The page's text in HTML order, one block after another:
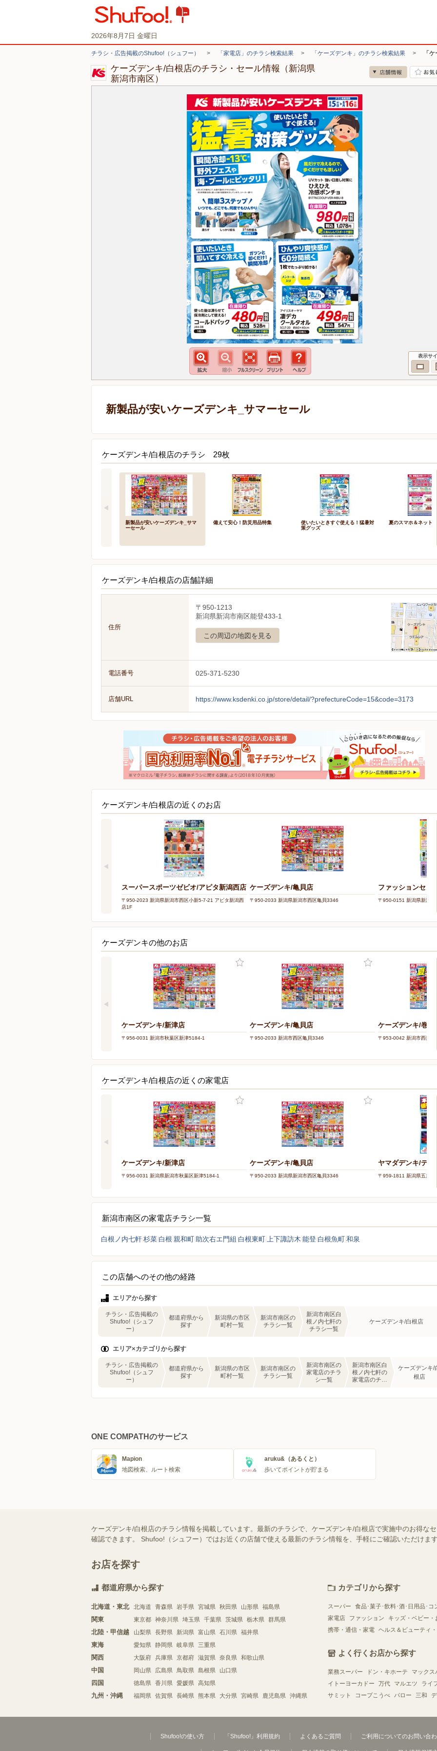
2026年8月7日 金曜日
チラシ・広告掲載のShufoo!（シュフー） > 「家電店」のチラシ検索結果 > 「ケーズデンキ」のチラシ検索結果 > 「
ケーズデンキ/白根店のチラシ・セール情報（新潟県
新潟市南区）
表示サ
新製品が安いケーズデンキ_サマーセール
ケーズデンキ/白根店のチラシ 29枚
新製品が安いケーズデンキ_サマ
ーセール
備えて安心！防災用品特集
使いたいときすぐ使える！猛暑対
策グッズ
夏のスマホ＆ネット応
ケーズデンキ/白根店の店舗詳細
住所
〒950-1213
新潟県新潟市南区能登433-1
この周辺の地図を見る
電話番号 025-371-5230
店舗URL https://www.ksdenki.co.jp/store/detail/?prefectureCode=15&code=3173
ケーズデンキ/白根店の近くのお店
スーパースポーツゼビオ/アピタ新潟西店
〒950-2023 新潟県新潟市西区小新5-7-21 アピタ新潟西
店1F
ケーズデンキ/亀貝店
〒950-2033 新潟県新潟市西区亀貝3346
ファッションセン
〒950-0151 新潟県新潟
ケーズデンキの他のお店
ケーズデンキ/新津店
〒956-0031 新潟市秋葉区新津5184-1
ケーズデンキ/亀貝店
〒950-2033 新潟市西区亀貝3346
ケーズデンキ/巻店
〒953-0042 新潟市西蒲区
ケーズデンキ/白根店の近くの家電店
ケーズデンキ/新津店
〒956-0031 新潟県新潟市秋葉区新津5184-1
ケーズデンキ/亀貝店
〒950-2033 新潟県新潟市西区亀貝3346
ヤマダデンキ/テッ
〒959-1811 新潟県五泉市
新潟市南区の家電店チラシ一覧
白根ノ内七軒杉菜 白根 親和町 助次右エ門組 白根東町 上下諏訪木 能登 白根魚町和泉
この店舗へのその他の経路
エリアから探す
チラシ・広告掲載の
Shufoo!（シュフ
ー）
都道府県から
探す
新潟県の市区
町村一覧
新潟市南区の
チラシ一覧
新潟市南区白
根ノ内七軒の
チラシ一覧
ケーズデンキ/白根店
エリア×カテゴリから探す
チラシ・広告掲載の
Shufoo!（シュフ
ー）
都道府県から
探す
新潟県の市区
町村一覧
新潟市南区の
チラシ一覧
新潟市南区の
家電店のチラ
シ一覧
新潟市南区白
根ノ内七軒の
家電店のチラ
ケーズデンキ/
根店
ONE COMPATHのサービス
Mapion
地図検索、ルート検索
aruku&（あるくと）
歩いてポイントが貯まる
ケーズデンキ/白根店のチラシ情報を掲載しています。最新のチラシで、ケーズデンキ/白根店で実施中のお得な
確認できます。 Shufoo!（シュフー）ではお近くの店舗で使える最新のチラシ情報を、手軽にご確認いただけま
お店を探す
都道府県から探す
北海道・東北 北海道 青森県 岩手県 宮城県 秋田県 山形県 福島県
関東 東京都 神奈川県 埼玉県 千葉県 茨城県 栃木県 群馬県
北陸・甲信越 山梨県 長野県 新潟県 富山県 石川県 福井県
東海 愛知県 静岡県 岐阜県 三重県
関西 大阪府 兵庫県 京都府 滋賀県 奈良県 和歌山県
中国 岡山県 広島県 鳥取県 島根県 山口県
四国 徳島県 香川県 愛媛県 高知県
九州・沖縄 福岡県 佐賀県 長崎県 熊本県 大分県 宮崎県 鹿児島県 沖縄県
カテゴリから探す
スーパー 食品･菓子･飲料･酒･日用品･コ
家電店
ファッション キッズ・ベビー・
携帯・通信・家電 ヘルス＆ビューティ
よく行くお店から探す
業務スーパー ドン・キホーテ マックス
イトーヨーカドー
万代 マルエツ ライ
サミット
コープこうべ バロー 三和
Shufoo!の使い方 「Shufoo!」利用規約 よくあるご質問 ご利用についてのお問い合